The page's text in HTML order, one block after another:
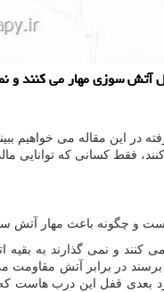
سوزی مهار می كنند و
در این مقاله می خواهیم
فقط کسانی که توانایی
و چگونه باعث مهار آتش
و نمی گذارند به بقیه
برابر آتش مقاومت می
مورد بعدی قفل این درب